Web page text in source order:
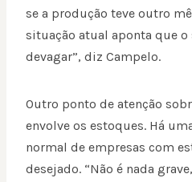
se a produção teve outro
situação atual aponta que
devagar”, diz Campelo.
Outro ponto de atenção
envolve os estoques. Há
normal de empresas com
desejado. “Não é nada